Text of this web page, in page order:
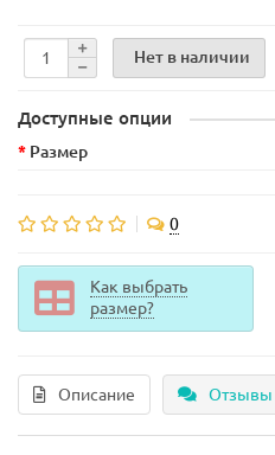
Нет в наличии
Доступные опции
Размер
0
Как выбрать
размер?
Описание Отзывы